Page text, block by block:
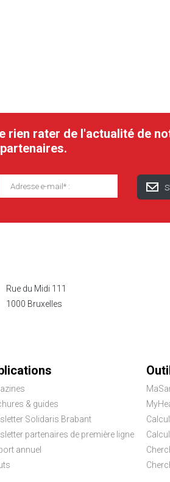
rien rater de l'actualité de
partenaires.
Rue du Midi 111
1000 Bruxelles
& guides
Solidaris Brabant
partenaires de première ligne
annuel